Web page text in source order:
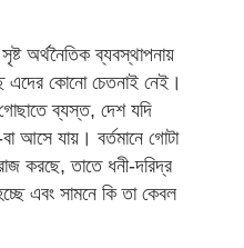
অর্থনৈতিক ব্যবস্থাপনায়
এদের কোনো চেতনাই নেই।
ব্যস্ত, দেশ যদি
আসে যায়। বর্তমানে গোটা
করছে, তাতে ধনী-দরিদ্র
এবং সামনে কি তা কেবল